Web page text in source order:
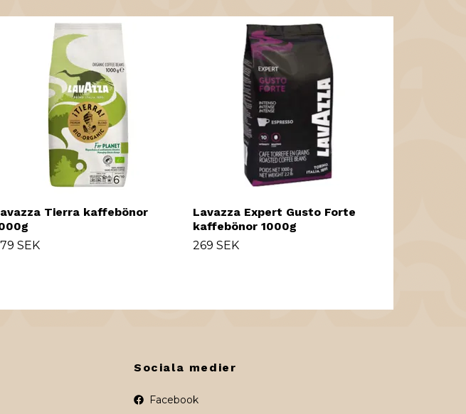
Tierra kaffebönor
SEK
Lavazza Expert Gusto Forte
kaffebönor 1000g
269 SEK
Sociala medier
Facebook